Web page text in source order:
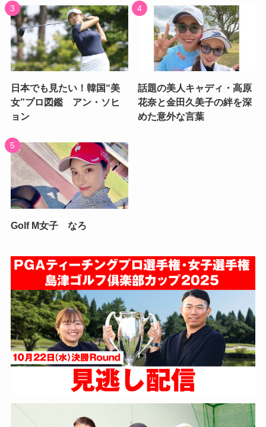
日本でも見たい！韓国“美
女”プロ図鑑 アン・ソヒ
ョン
話題の美人キャディ・高原
花奈と金田久美子の絆を深
めた意外な言葉
Golf M女子 なろ